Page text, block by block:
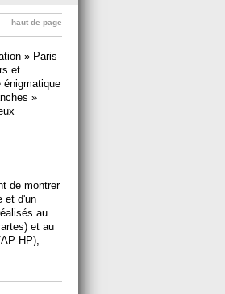
haut de page
» Paris-
et
énigmatique
»
de montrer
et d'un
au
et au
HP),